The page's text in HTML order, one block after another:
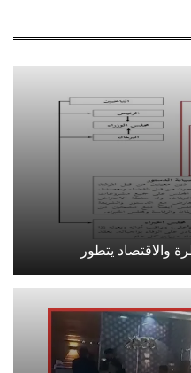
والاقتصاد يتطور